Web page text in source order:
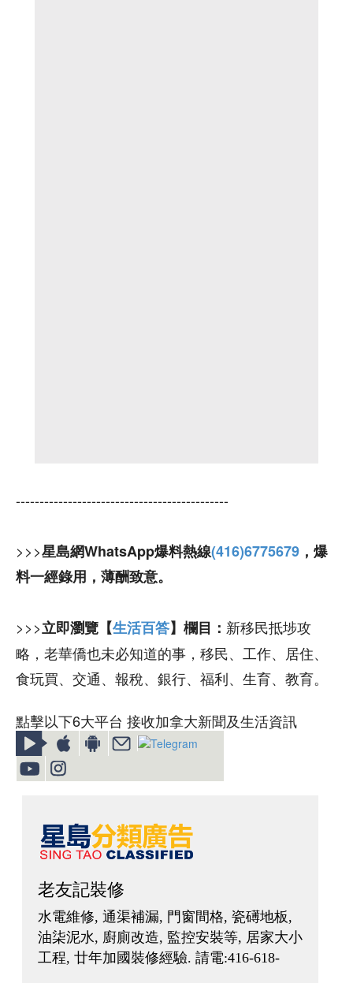
---------------------------------------------
>>>星島網WhatsApp爆料熱線(416)6775679 ，爆
料一經錄用，薄酬致意。
>>>立即瀏覽【生活百答】欄目： 新移民抵埗攻
略，老華僑也未必知道的事，移民、工作、居住、
食玩買、交通、報稅、銀行、福利、生育、教育。
點擊以下6大平台 接收加拿大新聞及生活資訊